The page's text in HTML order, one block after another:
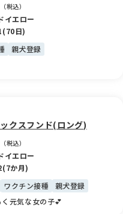
税込）
イエロー
(70日)
親犬登録
クスフンド(ロング)
税込）
イエロー
(7か月)
ワクチン接種
親犬登録
元気な女の子💕